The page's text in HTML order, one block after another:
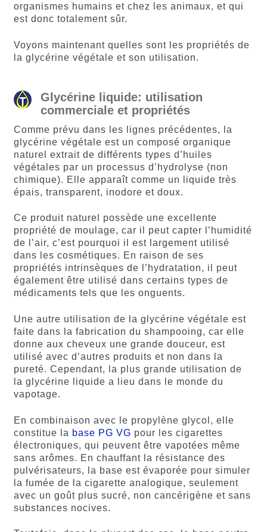
organismes humains et chez les animaux, et qui
est donc totalement sûr.
Voyons maintenant quelles sont les propriétés de
la glycérine végétale et son utilisation.
Glycérine liquide: utilisation
commerciale et propriétés
Comme prévu dans les lignes précédentes, la
glycérine végétale est un composé organique
naturel extrait de différents types d’huiles
végétales par un processus d’hydrolyse (non
chimique). Elle apparaît comme un liquide très
épais, transparent, inodore et doux.
Ce produit naturel possède une excellente
propriété de moulage, car il peut capter l’humidité
de l’air, c’est pourquoi il est largement utilisé
dans les cosmétiques. En raison de ses
propriétés intrinsèques de l’hydratation, il peut
également être utilisé dans certains types de
médicaments tels que les onguents.
Une autre utilisation de la glycérine végétale est
faite dans la fabrication du shampooing, car elle
donne aux cheveux une grande douceur, est
utilisé avec d’autres produits et non dans la
pureté. Cependant, la plus grande utilisation de
la glycérine liquide a lieu dans le monde du
vapotage.
En combinaison avec le propylène glycol, elle
constitue la base PG VG pour les cigarettes
électroniques, qui peuvent être vapotées même
sans arômes. En chauffant la résistance des
pulvérisateurs, la base est évaporée pour simuler
la fumée de la cigarette analogique, seulement
avec un goût plus sucré, non cancérigène et sans
substances nocives.